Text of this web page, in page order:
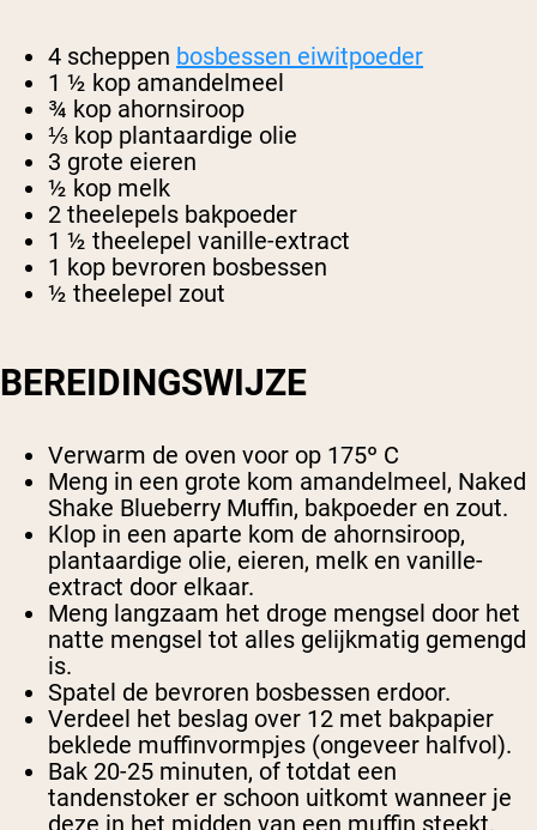
4 scheppen bosbessen eiwitpoeder
1 ½ kop amandelmeel
¾ kop ahornsiroop
⅓ kop plantaardige olie
3 grote eieren
½ kop melk
2 theelepels bakpoeder
1 ½ theelepel vanille-extract
1 kop bevroren bosbessen
½ theelepel zout
BEREIDINGSWIJZE
Verwarm de oven voor op 175º C
Meng in een grote kom amandelmeel, Naked
Shake Blueberry Muffin, bakpoeder en zout.
Klop in een aparte kom de ahornsiroop,
plantaardige olie, eieren, melk en vanille-
extract door elkaar.
Meng langzaam het droge mengsel door het
natte mengsel tot alles gelijkmatig gemengd
is.
Spatel de bevroren bosbessen erdoor.
Verdeel het beslag over 12 met bakpapier
beklede muffinvormpjes (ongeveer halfvol).
Bak 20-25 minuten, of totdat een
tandenstoker er schoon uitkomt wanneer je
deze in het midden van een muffin steekt.